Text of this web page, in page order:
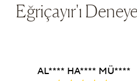
Eğriçayır'ı
AL**** HA**** MÜ****